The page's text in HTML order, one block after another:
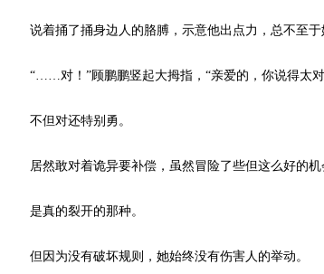
说着捅了捅身边人的胳膊，示意他出点力，总不至于
“……对！”顾鹏鹏竖起大拇指，“亲爱的，你说得太对
不但对还特别勇。
居然敢对着诡异要补偿，虽然冒险了些但这么好的机
是真的裂开的那种。
但因为没有破坏规则，她始终没有伤害人的举动。